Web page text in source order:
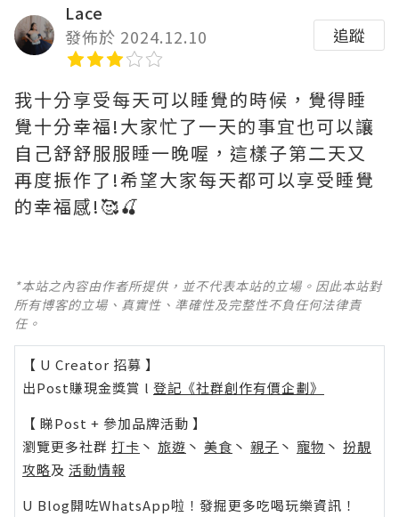
Lace
發佈於 2024.12.10
追蹤
我十分享受每天可以睡覺的時候，覺得睡
覺十分幸福!大家忙了一天的事宜也可以讓
自己舒舒服服睡一晚喔，這樣子第二天又
再度振作了!希望大家每天都可以享受睡覺
的幸福感!🥰🍒
*本站之內容由作者所提供，並不代表本站的立場。因此本站對
所有博客的立場、真實性、準確性及完整性不負任何法律責
任。
【 U Creator 招募 】
出Post賺現金獎賞 l 登記《社群創作有價企劃》
【 睇Post + 參加品牌活動 】
瀏覽更多社群 打卡 丶 旅遊 丶 美食 丶 親子 丶 寵物 丶 扮靚
攻略及 活動情報
U Blog開咗WhatsApp啦！發掘更多吃喝玩樂資訊！